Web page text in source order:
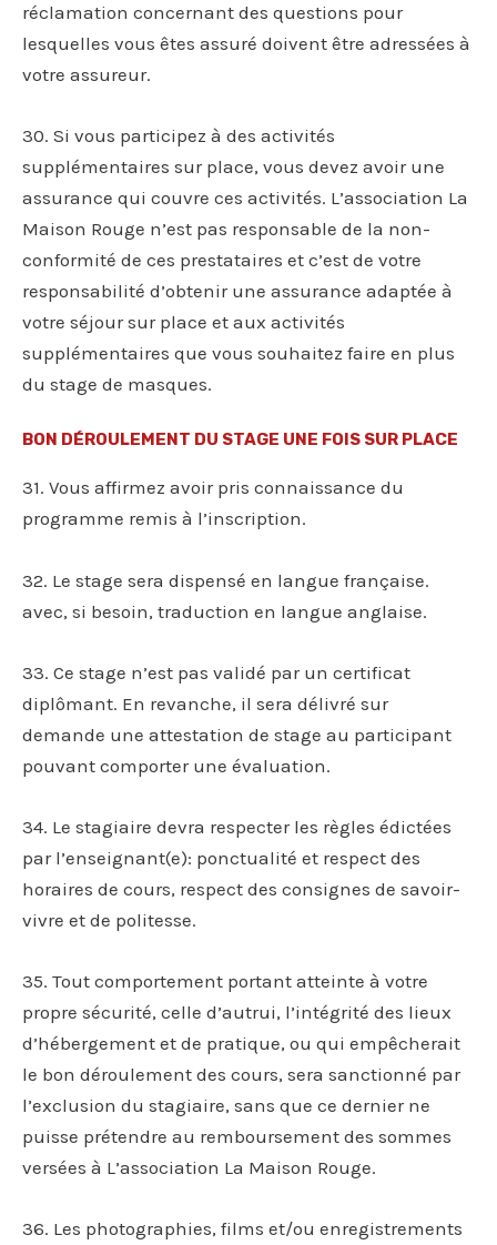
réclamation concernant des questions pour
lesquelles vous êtes assuré doivent être adressées à
votre assureur.
30. Si vous participez à des activités
supplémentaires sur place, vous devez avoir une
assurance qui couvre ces activités. L’association La
Maison Rouge n’est pas responsable de la non-
conformité de ces prestataires et c’est de votre
responsabilité d’obtenir une assurance adaptée à
votre séjour sur place et aux activités
supplémentaires que vous souhaitez faire en plus
du stage de masques.
BON DÉROULEMENT DU STAGE UNE FOIS SUR PLACE
31. Vous affirmez avoir pris connaissance du
programme remis à l’inscription.
32. Le stage sera dispensé en langue française.
avec, si besoin, traduction en langue anglaise.
33. Ce stage n’est pas validé par un certificat
diplômant. En revanche, il sera délivré sur
demande une attestation de stage au participant
pouvant comporter une évaluation.
34. Le stagiaire devra respecter les règles édictées
par l’enseignant(e): ponctualité et respect des
horaires de cours, respect des consignes de savoir-
vivre et de politesse.
35. Tout comportement portant atteinte à votre
propre sécurité, celle d’autrui, l’intégrité des lieux
d’hébergement et de pratique, ou qui empêcherait
le bon déroulement des cours, sera sanctionné par
l’exclusion du stagiaire, sans que ce dernier ne
puisse prétendre au remboursement des sommes
versées à L’association La Maison Rouge.
36. Les photographies, films et/ou enregistrements